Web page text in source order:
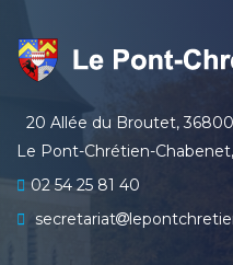
20 Allée du Broutet, 36800
Le Pont-Chrétien-
02 54 25 81 40
secretariat